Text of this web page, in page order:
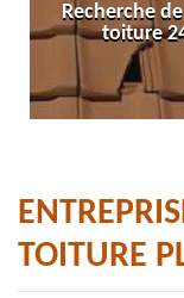
Recherche de
toiture 24
TOITURE